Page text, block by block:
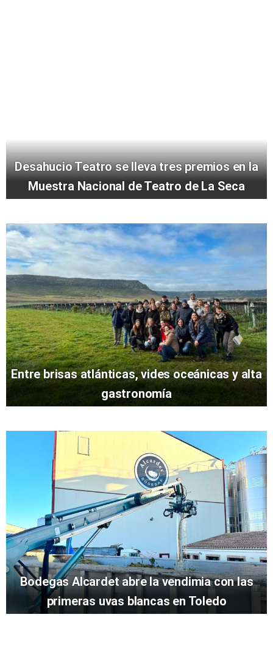
Desahucio Teatro se lleva tres premios en la
Muestra Nacional de Teatro de La Seca
Entre brisas atlánticas, vides oceánicas y alta
gastronomía
Bodegas Alcardet abre la vendimia con las
primeras uvas blancas en Toledo